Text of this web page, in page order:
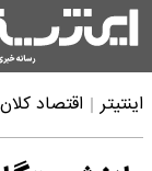
اینتیتر اقتصاد کلان